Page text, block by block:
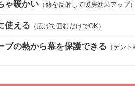
ゃ暖かい（熱を反射して暖房効果アップ）
使える （広げて囲むだけでOK）
ブの熱から幕を保護できる （テン